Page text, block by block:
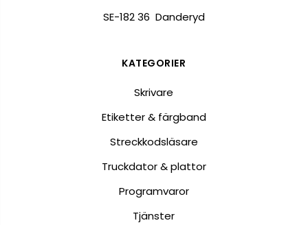
SE-182 36 Danderyd
KATEGORIER
Skrivare
Etiketter & färgband
Streckkodsläsare
Truckdator & plattor
Programvaror
Tjänster